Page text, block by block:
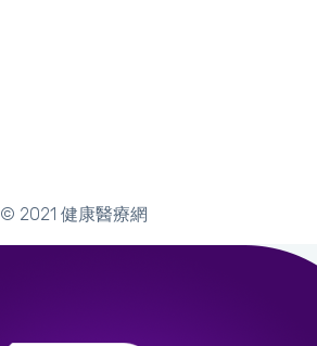
© 2021 健康醫療網